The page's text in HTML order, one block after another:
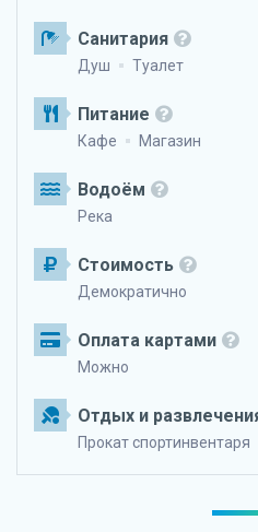
Санитария
Душ Туалет
Питание
Кафе Магазин
Водоём
Река
Стоимость
Демократично
Оплата картами
Можно
Отдых и
Прокат спортинвентаря